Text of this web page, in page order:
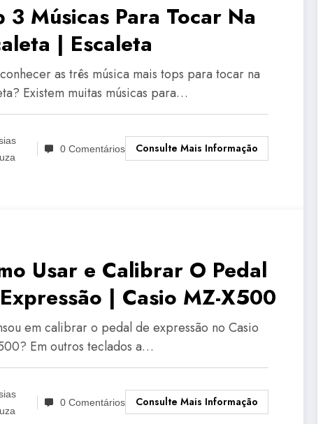
3 Músicas Para Tocar Na
| Escaleta
as três música mais tops para tocar na
Existem muitas músicas para…
0 Comentários Consulte Mais Informação
Usar e Calibrar O Pedal
| Casio MZ-X500
em calibrar o pedal de expressão no Casio
Em outros teclados a…
0 Comentários Consulte Mais Informação